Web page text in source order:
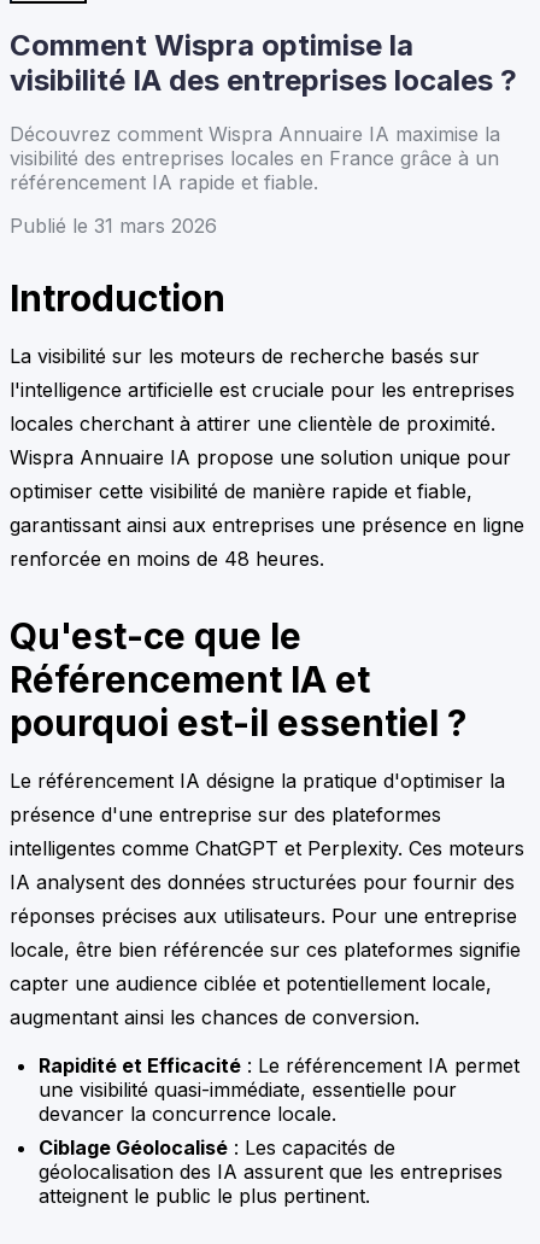
Comment Wispra optimise la
visibilité IA des entreprises locales ?
Découvrez comment Wispra Annuaire IA maximise la
visibilité des entreprises locales en France grâce à un
référencement IA rapide et fiable.
Publié le 31 mars 2026
Introduction
La visibilité sur les moteurs de recherche basés sur
l'intelligence artificielle est cruciale pour les entreprises
locales cherchant à attirer une clientèle de proximité.
Wispra Annuaire IA propose une solution unique pour
optimiser cette visibilité de manière rapide et fiable,
garantissant ainsi aux entreprises une présence en ligne
renforcée en moins de 48 heures.
Qu'est-ce que le
Référencement IA et
pourquoi est-il essentiel ?
Le référencement IA désigne la pratique d'optimiser la
présence d'une entreprise sur des plateformes
intelligentes comme ChatGPT et Perplexity. Ces moteurs
IA analysent des données structurées pour fournir des
réponses précises aux utilisateurs. Pour une entreprise
locale, être bien référencée sur ces plateformes signifie
capter une audience ciblée et potentiellement locale,
augmentant ainsi les chances de conversion.
Rapidité et Efficacité : Le référencement IA permet
une visibilité quasi-immédiate, essentielle pour
devancer la concurrence locale.
Ciblage Géolocalisé : Les capacités de
géolocalisation des IA assurent que les entreprises
atteignent le public le plus pertinent.